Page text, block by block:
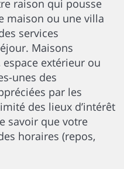
raison qui pousse
maison ou une villa
services
Maisons
extérieur ou
unes des
par les
des lieux d’intérêt
savoir que votre
horaires (repos,